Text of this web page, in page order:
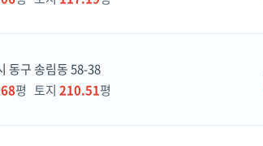
동구 송림동 58-38
평 토지 210.51평